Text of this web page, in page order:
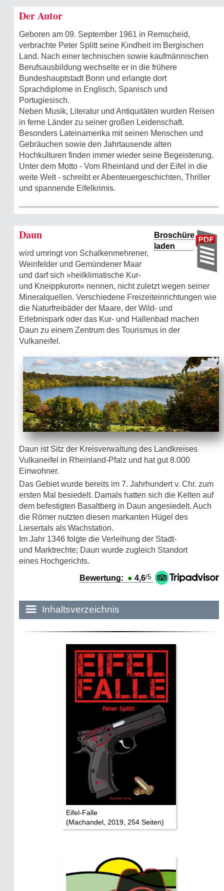
Der Autor
Geboren am 09. September 1961 in Remscheid,
verbrachte Peter Splitt seine Kindheit im Bergischen
Land. Nach einer technischen sowie kaufmännischen
Berufsausbildung wechselte er in die frühere
Bundeshauptstadt Bonn und erlangte dort
Sprachdiplome in Englisch, Spanisch und
Portugiesisch.
Neben Musik, Literatur und Antiquitäten wurden Reisen
in ferne Länder zu seiner großen Leidenschaft.
Besonders Lateinamerika mit seinen Menschen und
Gebräuchen sowie den Jahrtausende alten
Hochkulturen finden immer wieder seine Begeisterung.
Unter dem Motto - Vom Rheinland und der Eifel in die
weite Welt - schreibt er Abenteuergeschichten, Thriller
und spannende Eifelkrimis.
Broschüre
laden
Daun
wird umringt von Schalkenmehrener,
Weinfelder und Gemündener Maar
und darf sich »heilklimatische Kur-
und Kneippkurort« nennen, nicht zuletzt wegen seiner
Mineralquellen. Verschiedene Freizeiteinrichtungen wie
die Naturfreibäder der Maare, der Wild- und
Erlebnispark oder das Kur- und Hallenbad machen
Daun zu einem Zentrum des Tourismus in der
Vulkaneifel.
Daun ist Sitz der Kreisverwaltung des Landkreises
Vulkaneifel in Rheinland-Pfalz und hat gut 8.000
Einwohner.
Das Gebiet wurde bereits im 7. Jahrhundert v. Chr. zum
ersten Mal besiedelt. Damals hatten sich die Kelten auf
dem befestigten Basaltberg in Daun angesiedelt. Auch
die Römer nutzten diesen markanten Hügel des
Liesertals als Wachstation.
Im Jahr 1346 folgte die Verleihung der Stadt-
und Marktrechte; Daun wurde zugleich Standort
eines Hochgerichts.
Bewertung: ● 4,6/5
Inhaltsverzeichnis
Historie:
Die dunkle Seite
Mythen, Märchen & Legenden (2025)
Sightseeing:
Die Eifel entdecken
Eifelevents
Eifelkarte:
Drehorte & Tatorte
Eifelkrimi: Keine Gutenachtgeschichte
Die Autoren
Die Stars:
Wer hat wo gedreht?
Eifel-Falle
(Machandel, 2019, 254 Seiten)